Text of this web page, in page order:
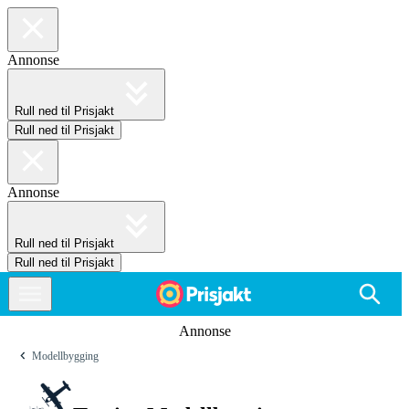
Annonse
Rull ned til Prisjakt
Rull ned til Prisjakt
Annonse
Rull ned til Prisjakt
Rull ned til Prisjakt
Annonse
Modellbygging